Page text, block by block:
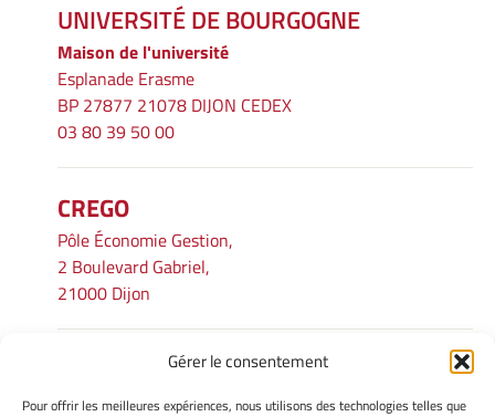
Gérer le consentement
Pour offrir les meilleures expériences, nous utilisons des technologies telles que
UNIVERSITÉ DE BOURGOGNE
Maison de l'université
Esplanade Erasme
BP 27877 21078 DIJON CEDEX
03 80 39 50 00
CREGO
Pôle Économie Gestion,
2 Boulevard Gabriel,
21000 Dijon
INFORMATIONS LÉGALES